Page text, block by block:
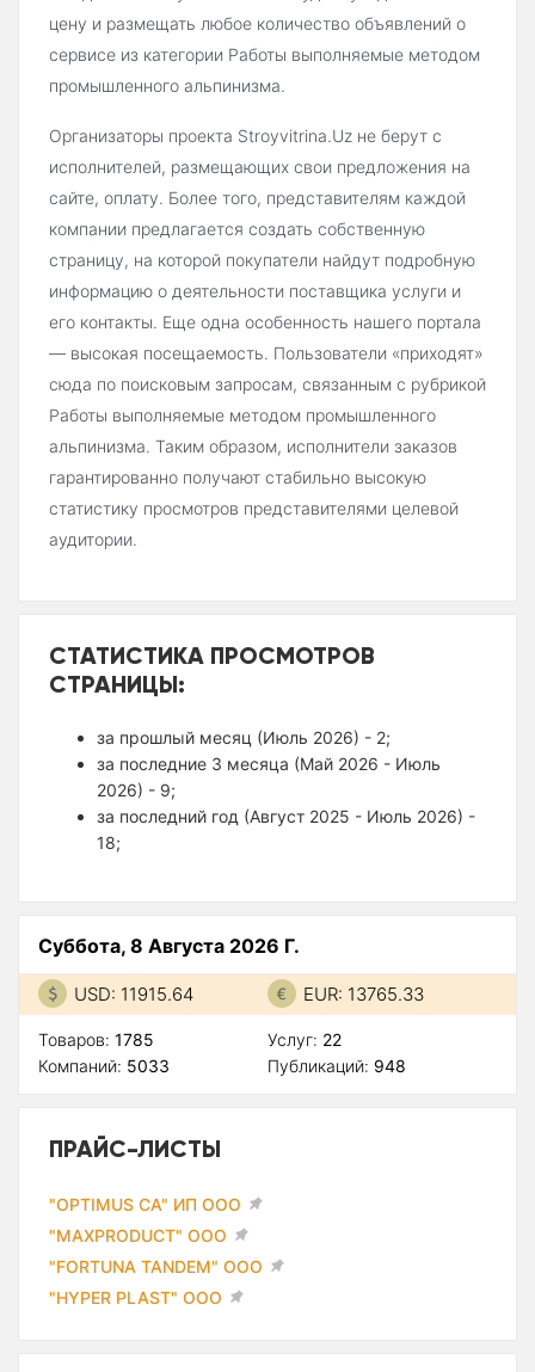
цену и размещать любое количество объявлений о
сервисе из категории Работы выполняемые методом
промышленного альпинизма.
Организаторы проекта Stroyvitrina.Uz не берут с
исполнителей, размещающих свои предложения на
сайте, оплату. Более того, представителям каждой
компании предлагается создать собственную
страницу, на которой покупатели найдут подробную
информацию о деятельности поставщика услуги и
его контакты. Еще одна особенность нашего портала
— высокая посещаемость. Пользователи «приходят»
сюда по поисковым запросам, связанным с рубрикой
Работы выполняемые методом промышленного
альпинизма. Таким образом, исполнители заказов
гарантированно получают стабильно высокую
статистику просмотров представителями целевой
аудитории.
СТАТИСТИКА ПРОСМОТРОВ
СТРАНИЦЫ:
за прошлый месяц (Июль 2026) - 2;
за последние 3 месяца (Май 2026 - Июль
2026) - 9;
за последний год (Август 2025 - Июль 2026) -
18;
Суббота, 8 Августа 2026 Г.
USD: 11915.64 EUR: 13765.33
Товаров: 1785
Компаний: 5033
Услуг: 22
Публикаций: 948
ПРАЙС-ЛИСТЫ
"OPTIMUS CA" ИП ООО
"MAXPRODUCT" ООО
"FORTUNA TANDEM" ООО
"HYPER PLAST" ООО